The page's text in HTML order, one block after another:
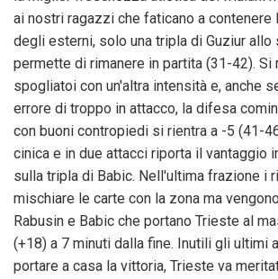
ai nostri ragazzi che faticano a contenere
degli esterni, solo una tripla di Guziur allo
permette di rimanere in partita (31-42). Si
spogliatoi con un'altra intensità e, anche
errore di troppo in attacco, la difesa
con buoni contropiedi si rientra a -5 (41-
cinica e in due attacci riporta il vantaggio
sulla tripla di Babic. Nell'ultima frazione i
mischiare le carte con la zona ma
Rabusin e Babic che portano Trieste al
(+18) a 7 minuti dalla fine. Inutili gli ultimi
portare a casa la vittoria, Trieste va